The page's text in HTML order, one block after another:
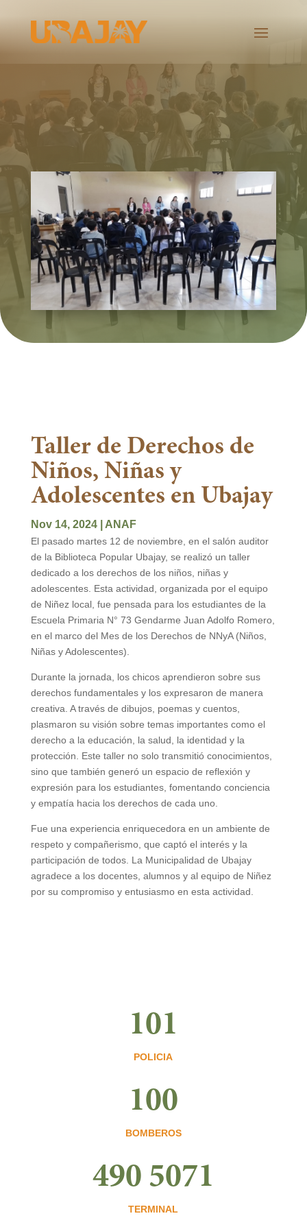
Taller de Derechos de
Niños, Niñas y
Adolescentes en Ubajay
Nov 14, 2024| ANAF
El pasado martes 12 de noviembre, en el salón auditor
de la Biblioteca Popular Ubajay, se realizó un taller
dedicado a los derechos de los niños, niñas y
adolescentes. Esta actividad, organizada por el equipo
de Niñez local, fue pensada para los estudiantes de la
Escuela Primaria N° 73 Gendarme Juan Adolfo Romero,
en el marco del Mes de los Derechos de NNyA (Niños,
Niñas y Adolescentes).
Durante la jornada, los chicos aprendieron sobre sus
derechos fundamentales y los expresaron de manera
creativa. A través de dibujos, poemas y cuentos,
plasmaron su visión sobre temas importantes como el
derecho a la educación, la salud, la identidad y la
protección. Este taller no solo transmitió conocimientos,
sino que también generó un espacio de reflexión y
expresión para los estudiantes, fomentando conciencia
y empatía hacia los derechos de cada uno.
Fue una experiencia enriquecedora en un ambiente de
respeto y compañerismo, que captó el interés y la
participación de todos. La Municipalidad de Ubajay
agradece a los docentes, alumnos y al equipo de Niñez
por su compromiso y entusiasmo en esta actividad.
101
POLICIA
100
BOMBEROS
490 5071
TERMINAL